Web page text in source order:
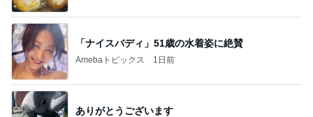
「ナイスバディ」51歳の水着姿に絶賛
Amebaトピックス 1日前
ありがとうございます